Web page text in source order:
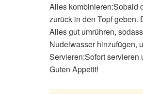
Alles kombinieren:Sobald
zurück in den Topf geben.
Alles gut umrühren,
Nudelwasser hinzufügen,
Servieren:Sofort servieren
Guten Appetit!